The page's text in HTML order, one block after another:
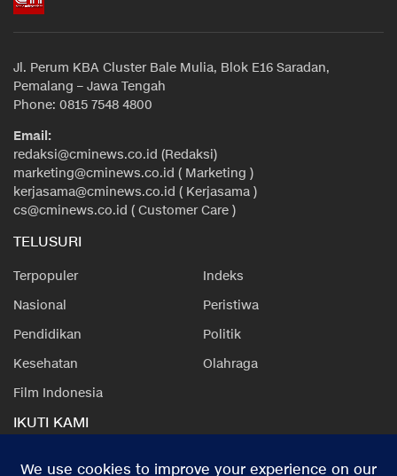
Jl. Perum KBA Cluster Bale Mulia, Blok E16 Saradan,
Pemalang – Jawa Tengah
Phone: 0815 7548 4800
Email:
redaksi@cminews.co.id (Redaksi)
marketing@cminews.co.id ( Marketing )
kerjasama@cminews.co.id ( Kerjasama )
cs@cminews.co.id ( Customer Care )
TELUSURI
Terpopuler
Indeks
Nasional
Peristiwa
Pendidikan
Politik
Kesehatan
Olahraga
Film Indonesia
IKUTI KAMI